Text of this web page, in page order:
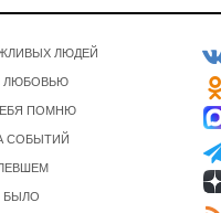
ЛЮДЕЙ
ЛЮБОВЬЮ
ПОМНЮ
СОБЫТИЙ
БЫЛО